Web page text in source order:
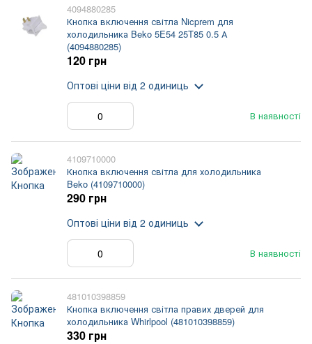
4094880285
Кнопка включення світла Nicprem для
холодильника Beko 5E54 25T85 0.5 А
(4094880285)
В наявності
120 грн
Оптові ціни від 2 одиниць
4109710000
Кнопка включення світла для холодильника
Beko (4109710000)
В наявності
290 грн
Оптові ціни від 2 одиниць
481010398859
Кнопка включення світла правих дверей для
холодильника Whirlpool (481010398859)
330 грн